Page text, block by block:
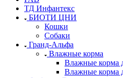
ТД Инфантекс
БИОТИ ЦНИ
Кошки
Собаки
Гранд-Альфа
Влажные корма
Влажные корма
Влажные корма